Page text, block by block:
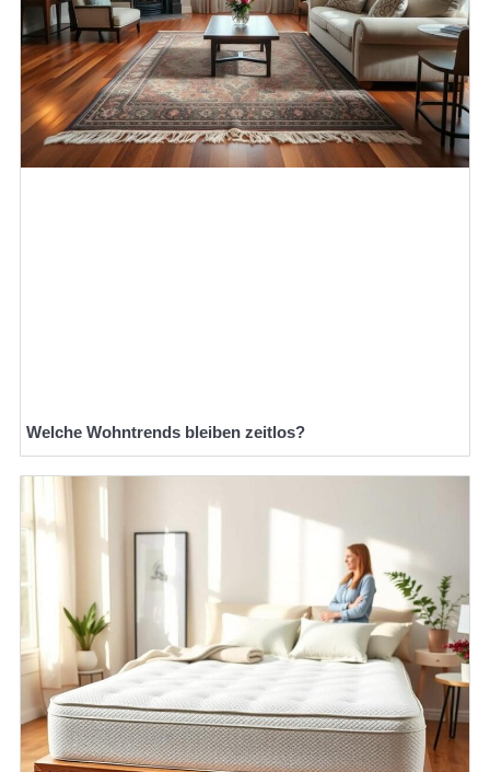
Welche Wohntrends bleiben zeitlos?